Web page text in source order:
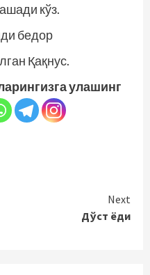
кўз.
бедор
Қақнус.
улашинг
Next
Дўст ёди